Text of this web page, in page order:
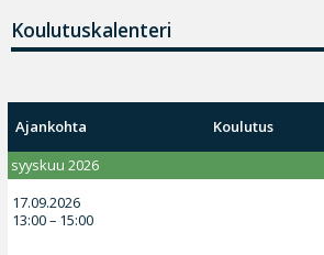
Koulutuskalenteri
Ajankohta
Koulutus
syyskuu 2026
17.09.2026
13:00 – 15:00